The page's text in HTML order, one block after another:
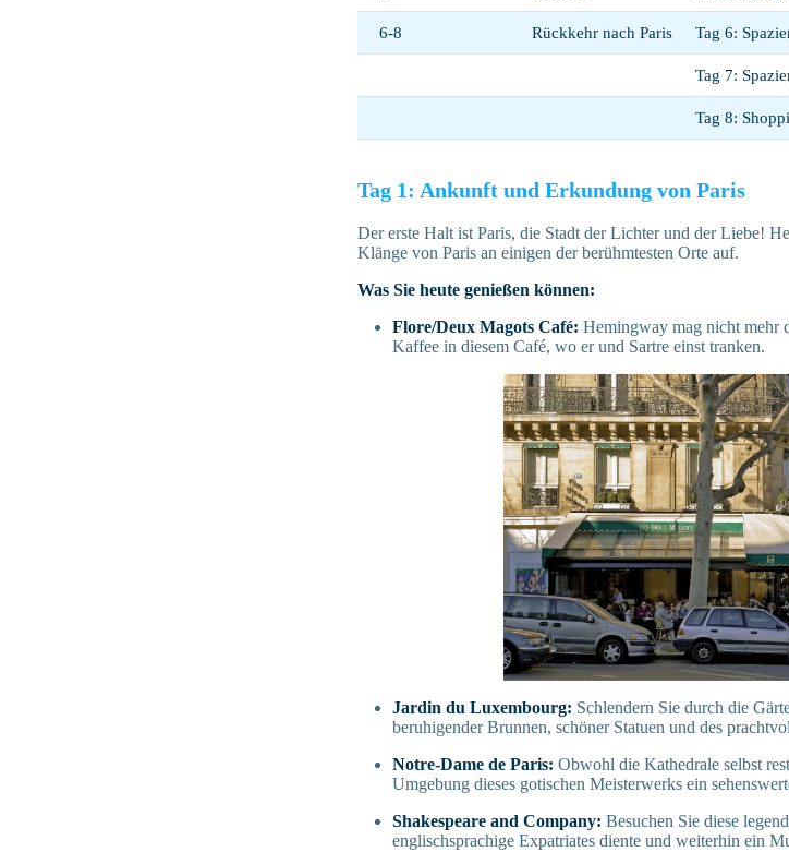
6-8 Rückkehr nach Paris Tag 6:
Tag 7:
Tag 8:
Tag 1: Ankunft und Erkundung von Paris
Der erste Halt ist Paris, die Stadt der Lichter und der Liebe!
Klänge von Paris an einigen der berühmtesten Orte auf.
Was Sie heute genießen können:
Flore/Deux Magots Café: Hemingway mag nicht mehr
Kaffee in diesem Café, wo er und Sartre einst tranken.
Jardin du Luxembourg: Schlendern Sie durch die
beruhigender Brunnen, schöner Statuen und des
Notre-Dame de Paris: Obwohl die Kathedrale selbst
Umgebung dieses gotischen Meisterwerks ein
Shakespeare and Company: Besuchen Sie diese
englischsprachige Expatriates diente und weiterhin ein